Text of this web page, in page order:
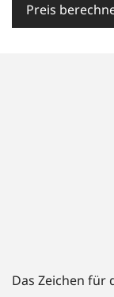
Preis
Das Zeichen für